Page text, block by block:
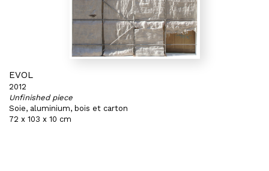
EVOL
2012
Unfinished piece
Soie, aluminium, bois et carton
72 x 103 x 10 cm